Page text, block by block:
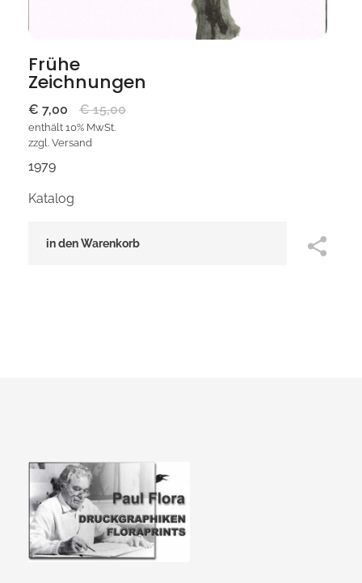
Frühe
Zeichnungen
€ 7,00 €15,00
enthält 10% MwSt.
zzgl. Versand
1979
Katalog
in den Warenkorb
Paul Flora Shop